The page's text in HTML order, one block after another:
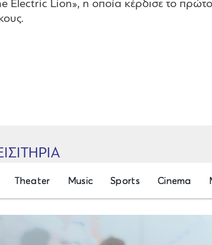
Electric Lion», η οποία κέρδισε το